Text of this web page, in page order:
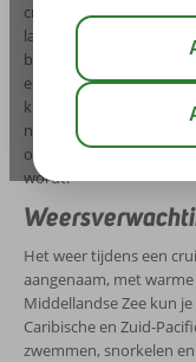
cruise naar de
landen als Italië, Spanje
bezoeken. Als je op
een cruise naar de
kunt genieten van
natuurliefhebbers zijn
optie, aangezien de
wordt.
Het weer tijdens een
aangenaam, met
Middellandse Zee kun
Caribische en Zuid-
zwemmen, snorkelen